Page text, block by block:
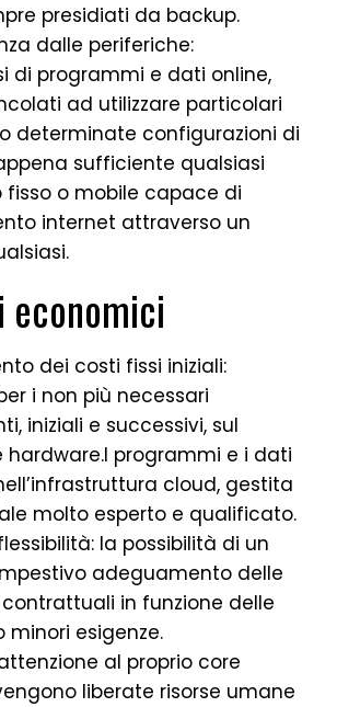
presidiati da backup.
dalle periferiche:
di programmi e dati online,
ad utilizzare particolari
determinate configurazioni di
sufficiente qualsiasi
fisso o mobile capace di
internet attraverso un
economici
dei costi fissi iniziali:
i non più necessari
iniziali e successivi, sul
hardware.I programmi e i dati
cloud, gestita
molto esperto e qualificato.
la possibilità di un
adeguamento delle
in funzione delle
minori esigenze.
al proprio core
liberate risorse umane